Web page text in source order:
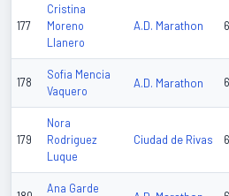
177
Cristina
Moreno
Llanero
A.D. Marathon
178
Sofia Mencia
Vaquero
A.D. Marathon
179
Nora
Rodriguez
Luque
Ciudad de Rivas
Ana Garde